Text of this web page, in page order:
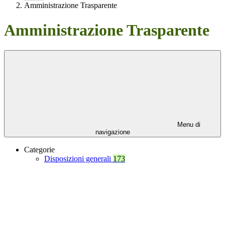
Amministrazione Trasparente
Amministrazione Trasparente
Menu di
navigazione
Categorie
Disposizioni generali 173